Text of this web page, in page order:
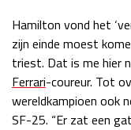
Hamilton vond het
zijn einde moest
triest. Dat is me hier
Ferrari-coureur. Tot
wereldkampioen ook
SF-25. “Er zat een